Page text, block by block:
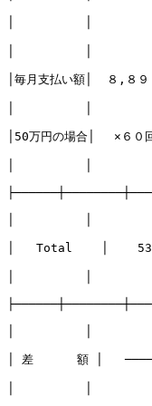
│　　　　　　│　　　
│毎月支払い額│  ８,８
│50万円の場合│　 ×６
│   Total    │
│ 差      額 │